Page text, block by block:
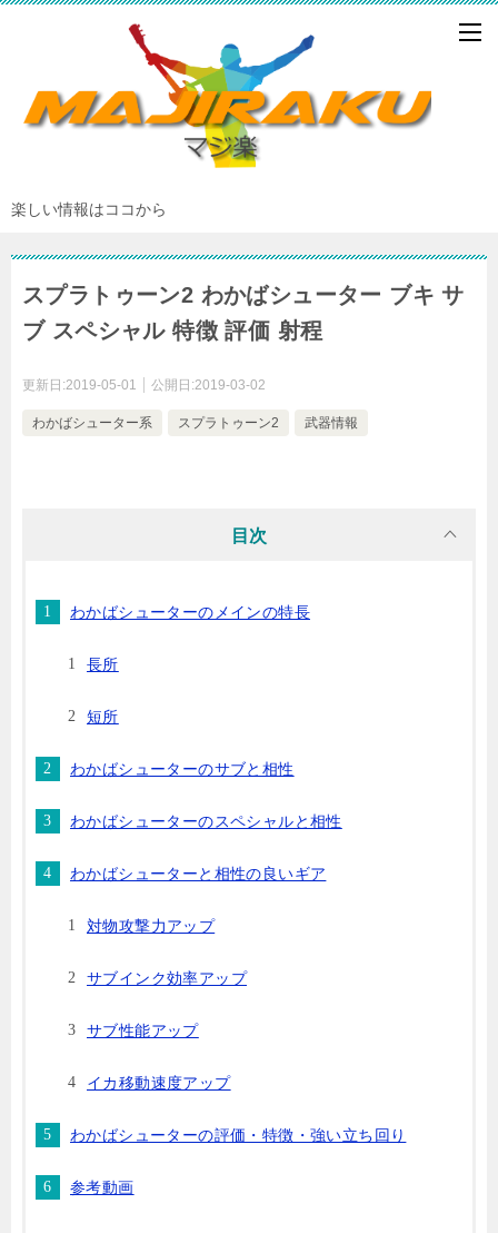
楽しい情報はココから
スプラトゥーン2 わかばシューター ブキ サ
ブ スペシャル 特徴 評価 射程
更新日:2019-05-01 公開日:2019-03-02
わかばシューター系 スプラトゥーン2 武器情報
目次
わかばシューターのメインの特長
長所
短所
わかばシューターのサブと相性
わかばシューターのスペシャルと相性
わかばシューターと相性の良いギア
対物攻撃力アップ
サブインク効率アップ
サブ性能アップ
イカ移動速度アップ
わかばシューターの評価・特徴・強い立ち回り
参考動画